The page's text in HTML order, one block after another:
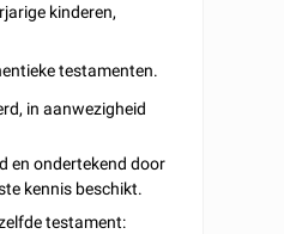
kinderen,
testamenten.
in aanwezigheid
en ondertekend door
kennis beschikt.
testament: